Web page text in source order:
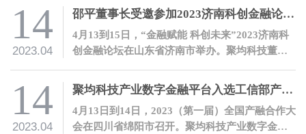
14
2023.04
邵平董事长受邀参加2023济南科创金融论坛并发表主题演讲
4月13到15日，“金融赋能 科创未来”2023济南科
创金融论坛在山东省济南市举办。聚均科技董事
14
2023.04
聚均科技产业数字金融平台入选工信部产融合作平台典型案例
4月13日到14日，2023（第一届）全国产融合作大
会在四川省绵阳市召开。聚均科技产业数字金融